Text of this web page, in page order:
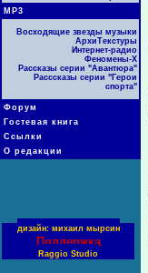
МР3
Восходящие звезды музыки
АрхиТекстуры
Интернет-радио
Феномены-Х
Рассказы серии "Авантюра"
Расссказы серии "Герои
спорта"
Форум
Гостевая книга
Ссылки
О редакции
дизайн: михаил мырсин
Поддержка
Raggio Studio